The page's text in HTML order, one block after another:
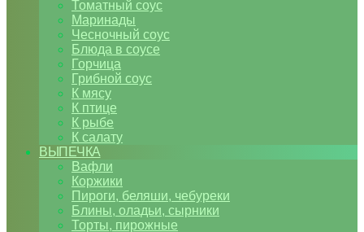
Томатный соус
Маринады
Чесночный соус
Блюда в соусе
Горчица
Грибной соус
К мясу
К птице
К рыбе
К салату
ВЫПЕЧКА
Вафли
Коржики
Пироги, беляши, чебуреки
Блины, оладьи, сырники
Торты, пирожные